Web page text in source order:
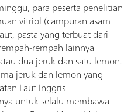
para peserta penelitian
vitriol (campuran asam
pasta yang terbuat dari
rempah lainnya
dua jeruk dan satu lemon.
jeruk dan lemon yang
Laut Inggris
untuk selalu membawa